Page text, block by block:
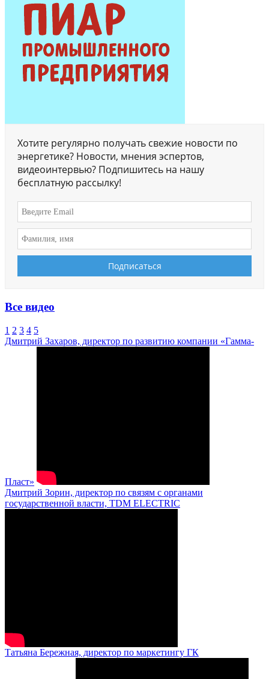
Хотите регулярно получать свежие новости по
энергетике? Новости, мнения эспертов,
видеоинтервью? Подпишитесь на нашу
бесплатную рассылку!
Все видео
1 2 3 4 5
Дмитрий Захаров, директор по развитию компании «Гамма-
Пласт»
Дмитрий Зорин, директор по связям с органами
государственной власти, TDM ELECTRIC
Татьяна Бережная, директор по маркетингу ГК